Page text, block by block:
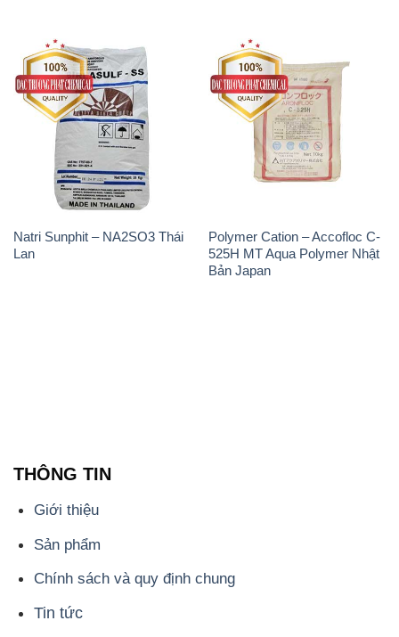
Natri Sunphit – NA2SO3 Thái
Lan
Polymer Cation – Accofloc C-
525H MT Aqua Polymer Nhật
Bản Japan
THÔNG TIN
Giới thiệu
Sản phẩm
Chính sách và quy định chung
Tin tức